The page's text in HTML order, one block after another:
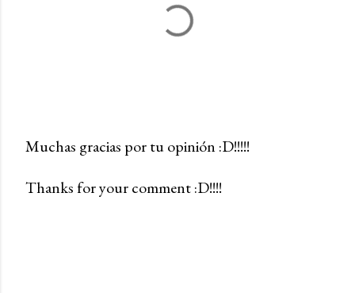
u
Muchas gracias por tu opinión :D!!!!!
Thanks for your comment :D!!!!